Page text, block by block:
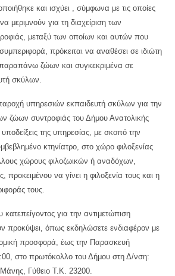
και ισχύει , σύμφωνα με τις οποίες
μεριμνούν για τη διαχείριση των
μεταξύ των οποίων και αυτών που
πρόκειται να αναθέσει σε ιδιώτη
ζώων και συγκεκριμένα σε
σκύλων.
υπηρεσιών εκπαιδευτή σκύλων για την
ζώων συντροφιάς του Δήμου Ανατολικής
της υπηρεσίας, με σκοπό την
κτηνίατρο, στο χώρο φιλοξενίας
χώρους φιλοζωικών ή αναδόχων,
προκειμένου να γίνει η φιλοξενία τους και η
τους.
για την αντιμετώπιση
προκύψει, όπως εκδηλώσετε ενδιαφέρον με
προσφορά, έως την Παρασκευή
στο πρωτόκολλο του Δήμου στη Δ/νση:
Γύθειο Τ.Κ. 23200.